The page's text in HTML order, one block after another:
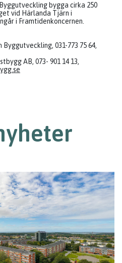
bygga cirka 250
vid Härlanda Tjärn i
i Framtidenkoncernen.
Byggutveckling, 031-773 75 64,
AB, 073- 901 14 13,